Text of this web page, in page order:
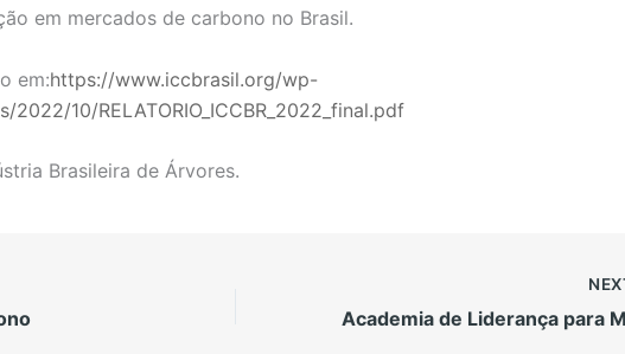
em mercados de carbono no Brasil.
em:https://www.iccbrasil.org/wp-
2022/10/RELATORIO_ICCBR_2022_final.pdf
Brasileira de Árvores.